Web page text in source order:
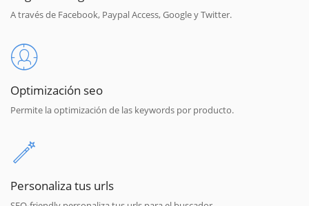
A través de Facebook, Paypal Access, Google y Twitter.
Optimización seo
Permite la optimización de las keywords por producto.
Personaliza tus urls